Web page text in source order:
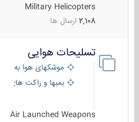
Military Helicopters
2,108 ارسال ها
تسلیحات هوایی
موشکهای هوا به هوا
بمبها و راکت های هوایی
Air Launched Weapons